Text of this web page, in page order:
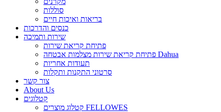
סוללות
בריאות ואיכות חיים
כנסים והדרכות
שירות ותמיכה
פתיחת קריאת שירות
פתיחת קריאת שירות מצלמות אבטחה Dahua
תעודות אחריות
סרטוני התקנות ותקלות
צור קשר
About Us
קטלוגים
קטלוג מוצרים FELLOWES